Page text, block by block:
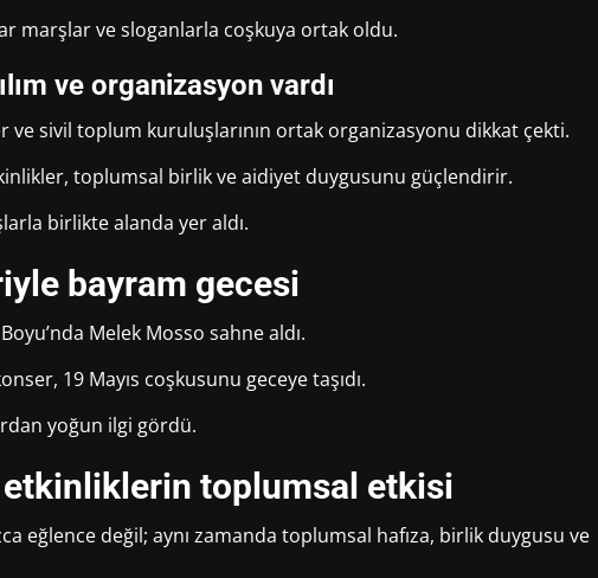
marşlar ve sloganlarla coşkuya ortak oldu.
ve organizasyon vardı
ve sivil toplum kuruluşlarının ortak organizasyonu dikkat çekti.
toplumsal birlik ve aidiyet duygusunu güçlendirir.
birlikte alanda yer aldı.
bayram gecesi
Melek Mosso sahne aldı.
19 Mayıs coşkusunu geceye taşıdı.
yoğun ilgi gördü.
toplumsal etkisi
eğlence değil; aynı zamanda toplumsal hafıza, birlik duygusu ve